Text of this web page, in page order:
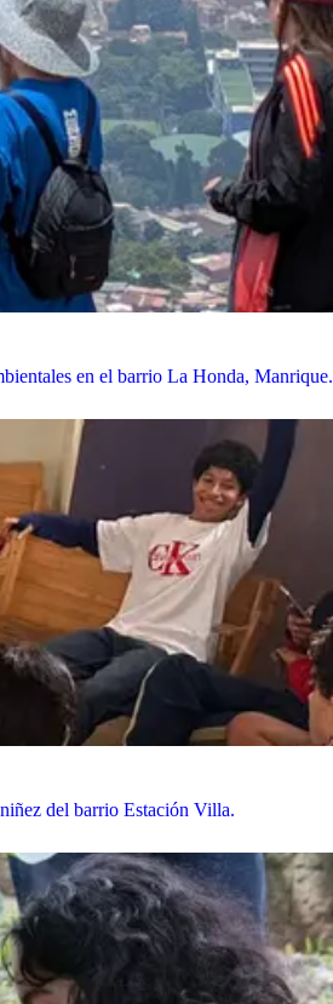
en el barrio La Honda, Manrique.
del barrio Estación Villa.